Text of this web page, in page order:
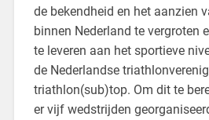
de bekendheid en het aanzien
binnen Nederland te vergroten
te leveren aan het sportieve
de Nederlandse
triathlon(sub)top. Om dit te
er vijf wedstrijden